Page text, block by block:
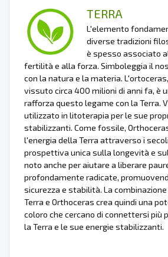
TERRA
L'elemento
diverse tradizioni
è spesso associato
fertilità e alla forza. Simboleggia il
con la natura e la materia.
vissuto circa 400 milioni di anni fa, è
rafforza questo legame con la Terra.
utilizzato in litoterapia per le sue
stabilizzanti. Come fossile,
l'energia della Terra attraverso i
prospettiva unica sulla longevità e
noto anche per aiutare a liberare
profondamente radicate,
sicurezza e stabilità. La
Terra e Orthoceras crea quindi una
coloro che cercano di connettersi più
la Terra e le sue energie stabilizzanti.